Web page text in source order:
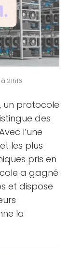
21h16
un protocole
des
l’une
les plus
pris en
a gagné
et dispose
la